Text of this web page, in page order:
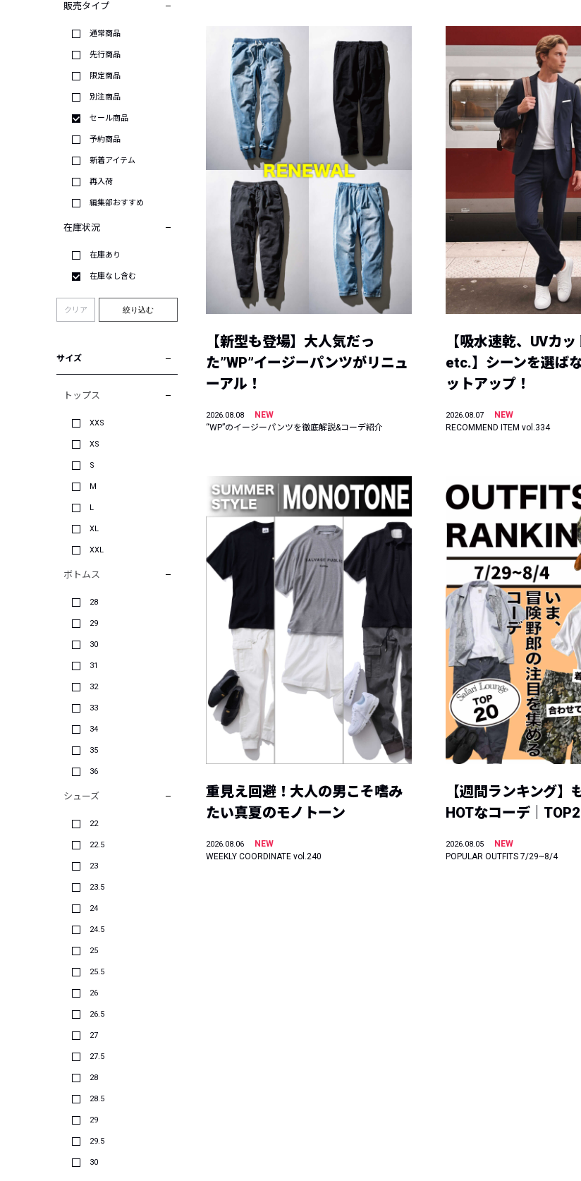
販売タイプ
通常商品
先行商品
限定商品
別注商品
セール商品
予約商品
新着アイテム
再入荷
編集部おすすめ
在庫状況
在庫あり
在庫なし含む
クリア 絞り込む
サイズ
トップス
XXS
XS
S
M
L
XL
XXL
ボトムス
28
29
30
31
32
33
34
35
36
シューズ
22
22.5
23
23.5
24
24.5
25
25.5
26
26.5
27
27.5
28
28.5
29
29.5
30
【新型も登場】大人気だっ
た”WP”イージーパンツがリニュ
ーアル！
2026.08.08
NEW
“WP”のイージーパンツを徹底解説&コーデ紹介
【吸水速乾、UVカ
etc.】シーンを選ば
ットアップ！
2026.08.07
NEW
RECOMMEND ITEM vol.334
重見え回避！大人の男こそ嗜み
たい真夏のモノトーン
2026.08.06
NEW
WEEKLY COORDINATE vol.240
【週間ランキング】
HOTなコーデ｜
2026.08.05
NEW
POPULAR OUTFITS 7/29~8/4